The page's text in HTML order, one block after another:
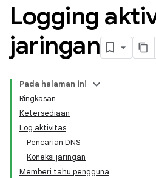
Logging
jaringan
Pada halaman ini
Ringkasan
Ketersediaan
Log aktivitas
Pencarian DNS
Koneksi jaringan
Memberi tahu pengguna